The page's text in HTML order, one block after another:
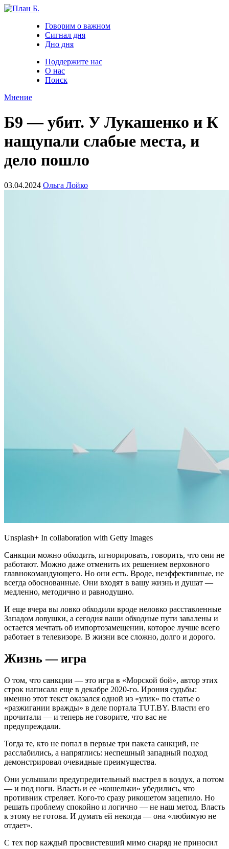
Говорим о важном
Сигнал дня
Дно дня
Поддержите нас
О нас
Поиск
Мнение
Б9 — убит. У Лукашенко и К
нащупали слабые места, и
дело пошло
03.04.2024 Ольга Лойко
Unsplash+ In collaboration with Getty Images
Санкции можно обходить, игнорировать, говорить, что они не
работают. Можно даже отменить их решением верховного
главнокомандующего. Но они есть. Вроде, неэффективные, не
всегда обоснованные. Они входят в вашу жизнь и душат —
медленно, методично и равнодушно.
И еще вчера вы ловко обходили вроде неловко расставленные
Западом ловушки, а сегодня ваши обходные пути завалены и
остается мечтать об импортозамещении, которое лучше всего
работает в телевизоре. В жизни все сложно, долго и дорого.
Жизнь — игра
О том, что санкции — это игра в «Морской бой», автор этих
строк написала еще в декабре 2020-го. Ирония судьбы:
именно этот текст оказался одной из «улик» по статье о
«разжигании вражды» в деле портала TUT.BY. Власти его
прочитали — и теперь не говорите, что вас не
предупреждали.
Тогда те, кто не попал в первые три пакета санкций, не
расслабились, а напряглись: неспешный западный подход
демонстрировал очевидные преимущества.
Они услышали предупредительный выстрел в воздух, а потом
— и под ноги. Власть и ее «кошельки» убедились, что
противник стреляет. Кого-то сразу рикошетом зацепило. Но
решать проблему спокойно и логично — не наш метод. Власть
к этому не готова. И думать ей некогда — она «любимую не
отдает».
С тех пор каждый просвистевший мимо снаряд не приносил